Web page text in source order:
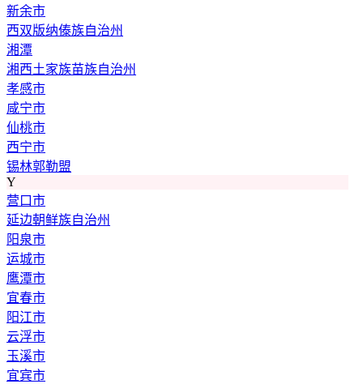
新余市
西双版纳傣族自治州
湘潭
湘西土家族苗族自治州
孝感市
咸宁市
仙桃市
西宁市
锡林郭勒盟
Y
营口市
延边朝鲜族自治州
阳泉市
运城市
鹰潭市
宜春市
阳江市
云浮市
玉溪市
宜宾市